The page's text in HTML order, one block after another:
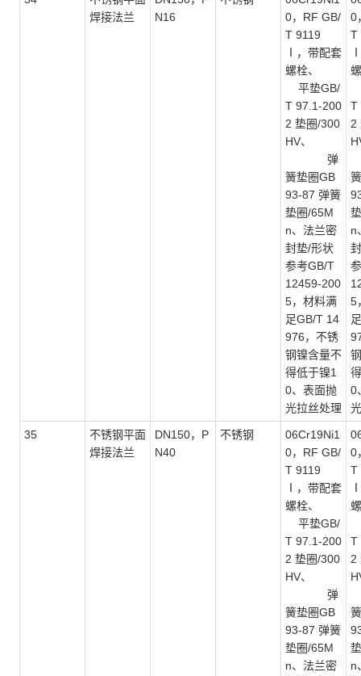
焊接法兰
N16
0，RF GB/
T 9119
Ⅰ，带配套
螺栓、
平垫GB/
T 97.1-200
2 垫圈/300
HV、
弹
簧垫圈GB
93-87 弹簧
垫圈/65M
n、法兰密
封垫/形状
参考GB/T
12459-200
5，材料满
足GB/T 14
976，不锈
钢镍含量不
得低于镍1
0、表面抛
光拉丝处理
0
T
T
2
n
5
0
35
不锈钢平面
焊接法兰
DN150，P
N40
不锈钢
06Cr19Ni1
0，RF GB/
T 9119
Ⅰ，带配套
螺栓、
平垫GB/
T 97.1-200
2 垫圈/300
HV、
弹
簧垫圈GB
93-87 弹簧
垫圈/65M
n、法兰密
0
T
T
2
n